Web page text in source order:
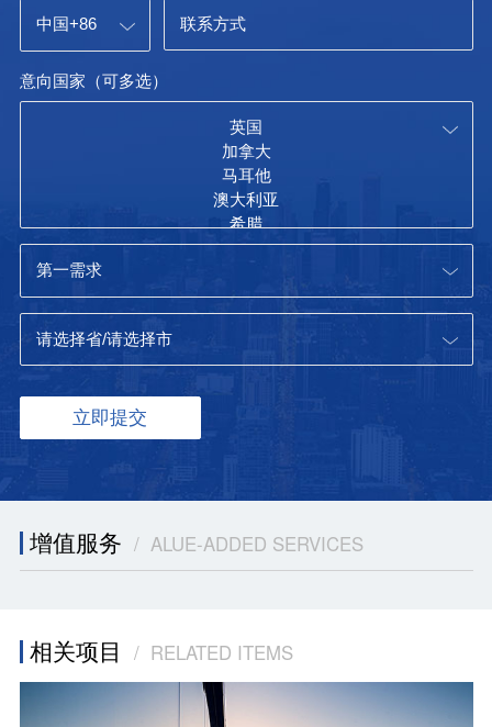
意向国家（可多选）
增值服务 / ALUE-ADDED SERVICES
相关项目 / RELATED ITEMS